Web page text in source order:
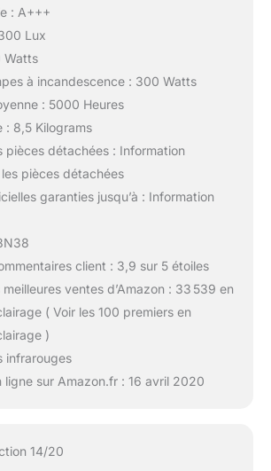
: A+++
Lux
Watts
à incandescence : 300 Watts
: 5000 Heures
: 8,5 Kilograms
pièces détachées : Information
pièces détachées
garanties jusqu’à : Information
client : 3,9 sur 5 étoiles
ventes d’Amazon : 33 539 en
( Voir les 100 premiers en
)
infrarouges
ligne sur Amazon.fr : 16 avril 2020
14/20